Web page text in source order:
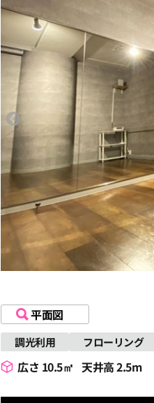
平面図
調光利用 フローリング
広さ 10.5㎡ 天井高 2.5m